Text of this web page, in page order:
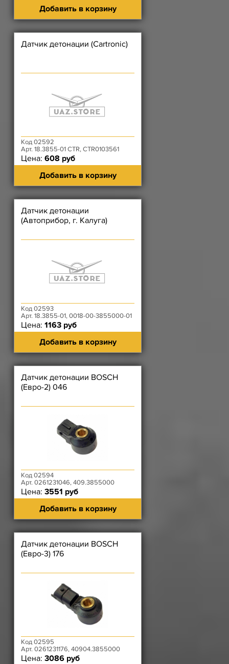
Добавить в корзину
Датчик детонации (Cartronic)
Код 02592
Арт. 18.3855-01 CTR, CTR0103561
Цена: 608 руб
Добавить в корзину
Датчик детонации
(Автоприбор, г. Калуга)
Код 02593
Арт. 18.3855-01, 0018-00-3855000-01
Цена: 1163 руб
Добавить в корзину
Датчик детонации BOSCH
(Евро-2) 046
Код 02594
Арт. 0261231046, 409.3855000
Цена: 3551 руб
Добавить в корзину
Датчик детонации BOSCH
(Евро-3) 176
Код 02595
Арт. 0261231176, 40904.3855000
Цена: 3086 руб